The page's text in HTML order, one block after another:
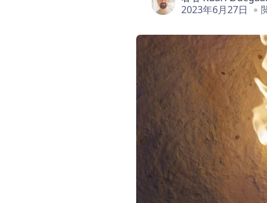
2023年6月27日